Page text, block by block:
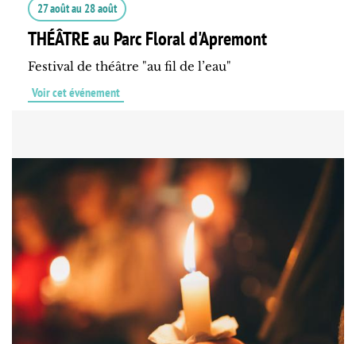
27 aoûtau 28 août
THÉÂTRE au Parc Floral d'Apremont
Festival de théâtre "au fil de l’eau"
Voir cet événement